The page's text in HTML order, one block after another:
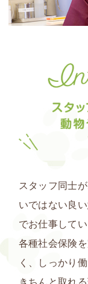
スタッフ同士
いではない良
でお仕事してい
各種社会保険
く、しっかり
きちんと取れ